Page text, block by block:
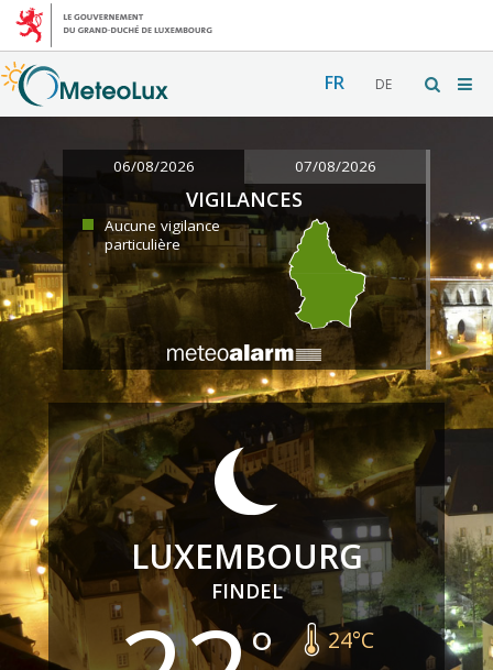
FR DE
06/08/2026 07/08/2026
VIGILANCES
Aucune vigilance
particulière
LUXEMBOURG
FINDEL
24°C